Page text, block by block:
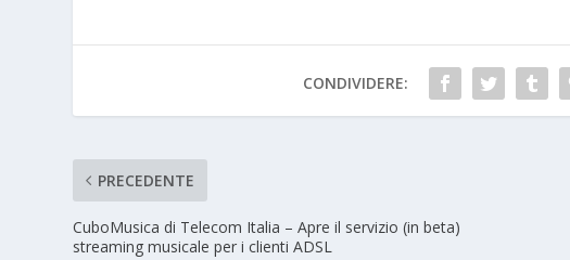
CONDIVIDERE:
PRECEDENTE
CuboMusica di Telecom Italia – Apre il servizio (in beta)
streaming musicale per i clienti ADSL